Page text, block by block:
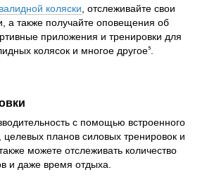
коляски , отслеживайте свои
а также получайте оповещения об
приложения и тренировки для
колясок и многое другое5
с помощью встроенного
целевых планов силовых тренировок и
можете отслеживать количество
и даже время отдыха.